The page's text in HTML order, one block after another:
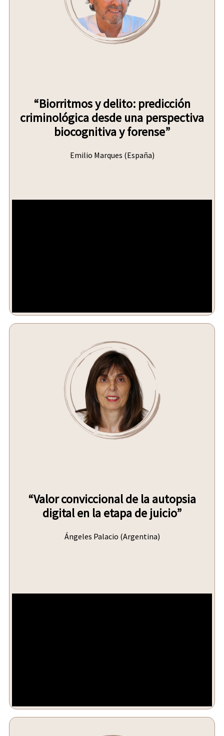
“Biorritmos y delito: predicción
criminológica desde una perspectiva
biocognitiva y forense”
Emilio Marques (España)
“Valor conviccional de la autopsia
digital en la etapa de juicio”
Ángeles Palacio (Argentina)